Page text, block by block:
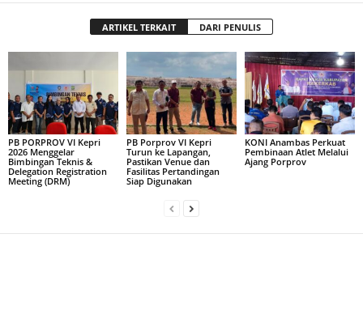
ARTIKEL TERKAIT DARI PENULIS
PB PORPROV VI Kepri
2026 Menggelar
Bimbingan Teknis &
Delegation Registration
Meeting (DRM)
PB Porprov VI Kepri
Turun ke Lapangan,
Pastikan Venue dan
Fasilitas Pertandingan
Siap Digunakan
KONI Anambas Perkuat
Pembinaan Atlet Melalui
Ajang Porprov